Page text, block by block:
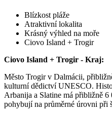
Blízkost pláže
Atraktivní lokalita
Krásný výhled na moře
Ciovo Island + Trogir
Ciovo Island + Trogir - Kraj:
Město Trogir v Dalmácii,
kulturní dědictví UNESCO.
Arbanija a Slatine má přibližně
pohybují na průměrné úrovni při